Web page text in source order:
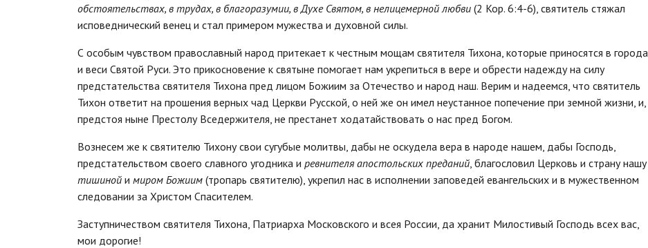
обстоятельствах, в трудах, в благоразумии, в Духе Святом, в нелицемерной любви (2 Кор. 6:4-6), святитель стяжал
исповеднический венец и стал примером мужества и духовной силы.
С особым чувством православный народ притекает к честным мощам святителя Тихона, которые приносятся в города
и веси Святой Руси. Это прикосновение к святыне помогает нам укрепиться в вере и обрести надежду на силу
предстательства святителя Тихона пред лицом Божиим за Отечество и народ наш. Верим и надеемся, что святитель
Тихон ответит на прошения верных чад Церкви Русской, о ней же он имел неустанное попечение при земной жизни, и,
предстоя ныне Престолу Вседержителя, не престанет ходатайствовать о нас пред Богом.
Вознесем же к святителю Тихону свои сугубые молитвы, дабы не оскудела вера в народе нашем, дабы Господь,
предстательством своего славного угодника и ревнителя апостольских преданий , благословил Церковь и страну нашу
тишиной и миром Божиим (тропарь святителю), укрепил нас в исполнении заповедей евангельских и в мужественном
следовании за Христом Спасителем.
Заступничеством святителя Тихона, Патриарха Московского и всея России, да хранит Милостивый Господь всех вас,
мои дорогие!